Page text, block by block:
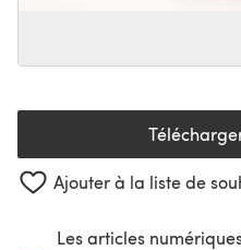
Ajouter à la liste de
Les articles